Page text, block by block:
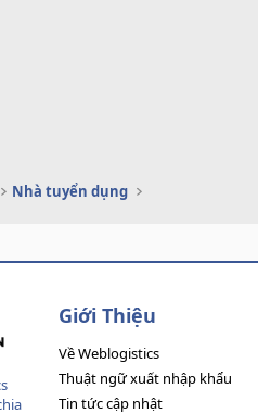
Nhà tuyển dụng
Giới Thiệu
Về Weblogistics
Thuật ngữ xuất nhập khẩu
Tin tức cập nhật